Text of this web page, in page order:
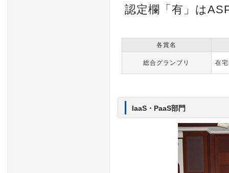
認定欄「有」は
各賞名
総合グランプリ 在
IaaS・PaaS部門